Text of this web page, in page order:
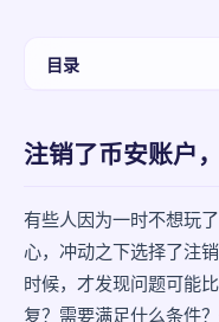
目录
注销币安账户的流程是
注销后能恢复吗？
恢复后资产还在吗？
冷静期过了还有办法吗？
注销了币安账户
有些人因为一时不想玩
心，冲动之下选择了注
时候，才发现问题可能
复？需要满足什么条件？